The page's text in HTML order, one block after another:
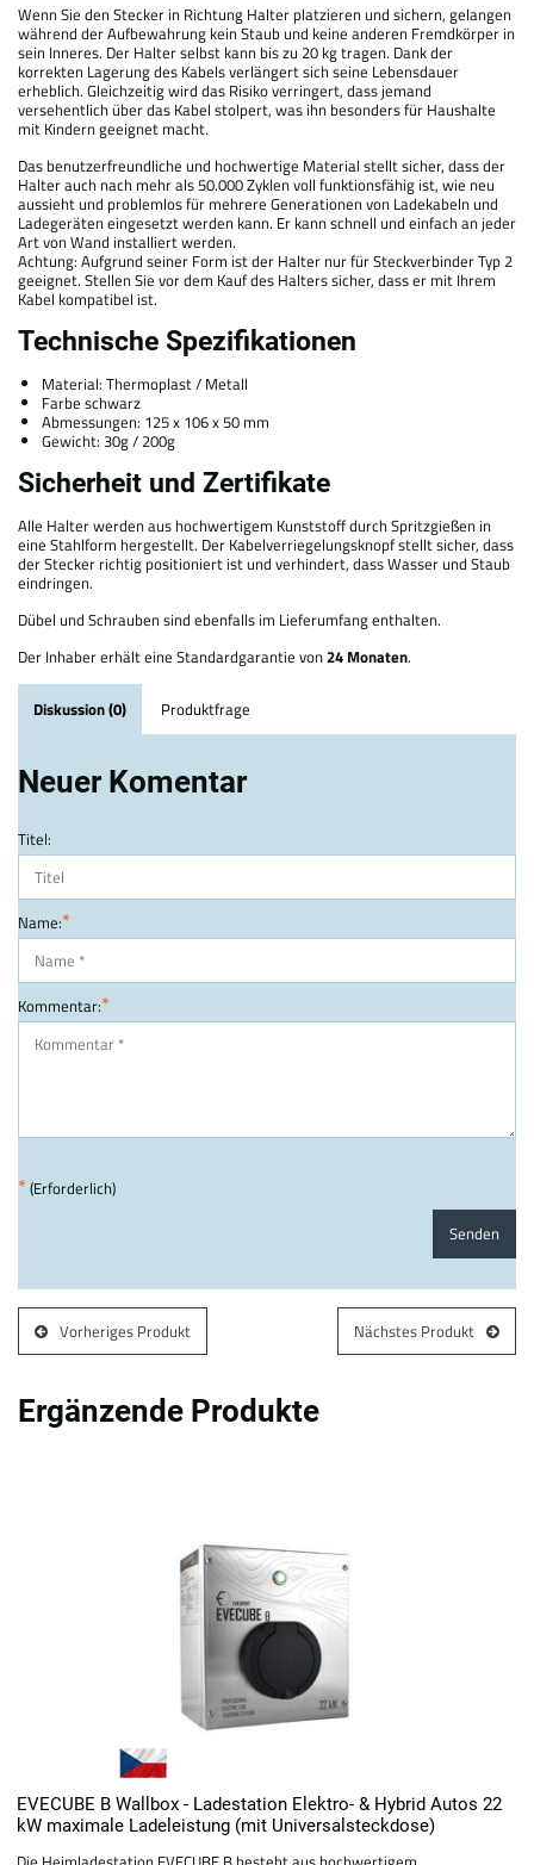
Wenn Sie den Stecker in Richtung Halter platzieren und sichern, gelangen
während der Aufbewahrung kein Staub und keine anderen Fremdkörper in
sein Inneres. Der Halter selbst kann bis zu 20 kg tragen. Dank der
korrekten Lagerung des Kabels verlängert sich seine Lebensdauer
erheblich. Gleichzeitig wird das Risiko verringert, dass jemand
versehentlich über das Kabel stolpert, was ihn besonders für Haushalte
mit Kindern geeignet macht.
Das benutzerfreundliche und hochwertige Material stellt sicher, dass der
Halter auch nach mehr als 50.000 Zyklen voll funktionsfähig ist, wie neu
aussieht und problemlos für mehrere Generationen von Ladekabeln und
Ladegeräten eingesetzt werden kann. Er kann schnell und einfach an jeder
Art von Wand installiert werden.
Achtung: Aufgrund seiner Form ist der Halter nur für Steckverbinder Typ 2
geeignet. Stellen Sie vor dem Kauf des Halters sicher, dass er mit Ihrem
Kabel kompatibel ist.
Technische Spezifikationen
Material: Thermoplast / Metall
Farbe schwarz
Abmessungen: 125 x 106 x 50 mm
Gewicht: 30g / 200g
Sicherheit und Zertifikate
Alle Halter werden aus hochwertigem Kunststoff durch Spritzgießen in
eine Stahlform hergestellt. Der Kabelverriegelungsknopf stellt sicher, dass
der Stecker richtig positioniert ist und verhindert, dass Wasser und Staub
eindringen.
Dübel und Schrauben sind ebenfalls im Lieferumfang enthalten.
Der Inhaber erhält eine Standardgarantie von24 Monaten.
Diskussion (0) Produktfrage
Neuer Komentar
Titel:
Name:*
Kommentar:*
*(Erforderlich)
Senden
Vorheriges Produkt Nächstes Produkt
Ergänzende Produkte
EVECUBE B Wallbox - Ladestation Elektro- & Hybrid Autos 22
kW maximale Ladeleistung (mit Universalsteckdose)